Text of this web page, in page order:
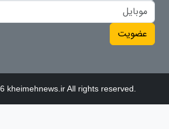
عضویت
kheimehnews.ir All rights reserved.